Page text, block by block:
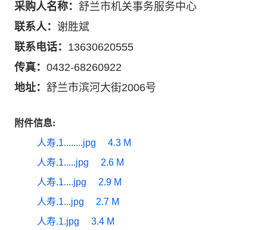
采购人名称： 舒兰市机关事务服务中心
联系人： 谢胜斌
联系电话： 13630620555
传真： 0432-68260922
地址： 舒兰市滨河大街2006号
附件信息:
人寿.1........jpg
4.3 M
人寿.1.....jpg
2.6 M
人寿.1....jpg
2.9 M
人寿.1...jpg
2.7 M
人寿.1.jpg
3.4 M